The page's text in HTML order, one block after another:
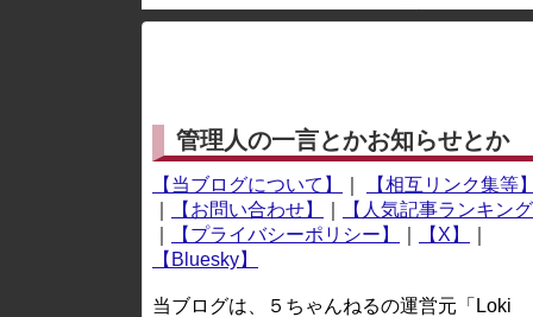
※アドブロック等の広告非表示プラグインやアドオン
管理人の一言とかお知らせとか
【当ブログについて】
【相互リンク集等】
【お問い合わせ】
【人気記事ランキング
【プライバシーポリシー】 【X】
【Bluesky】
当ブログは、５ちゃんねるの運営元「Loki